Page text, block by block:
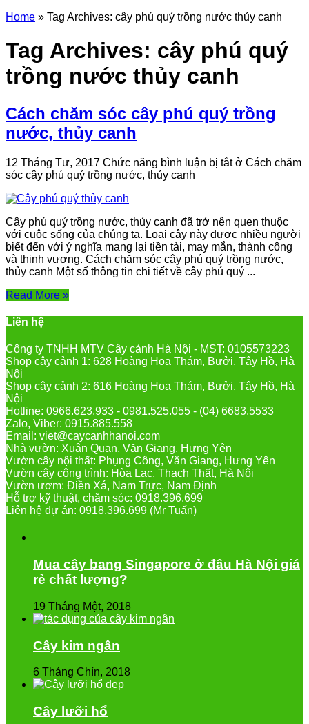
Home » Tag Archives: cây phú quý trồng nước thủy canh
Tag Archives: cây phú quý
trồng nước thủy canh
Cách chăm sóc cây phú quý trồng
nước, thủy canh
12 Tháng Tư, 2017 Chức năng bình luận bị tắtở Cách chăm
sóc cây phú quý trồng nước, thủy canh
Cây phú quý trồng nước, thủy canh đã trở nên quen thuộc
với cuộc sống của chúng ta. Loại cây này được nhiều người
biết đến với ý nghĩa mang lại tiền tài, may mắn, thành công
và thịnh vượng. Cách chăm sóc cây phú quý trồng nước,
thủy canh Một số thông tin chi tiết về cây phú quý ...
Read More »
Liên hệ
Công ty TNHH MTV Cây cảnh Hà Nội - MST: 0105573223
Shop cây cảnh 1: 628 Hoàng Hoa Thám, Bưởi, Tây Hồ, Hà
Nội
Shop cây cảnh 2: 616 Hoàng Hoa Thám, Bưởi, Tây Hồ, Hà
Nội
Hotline: 0966.623.933 - 0981.525.055 - (04) 6683.5533
Zalo, Viber: 0915.885.558
Email: viet@caycanhhanoi.com
Nhà vườn: Xuân Quan, Văn Giang, Hưng Yên
Vườn cây nội thất: Phụng Công, Văn Giang, Hưng Yên
Vườn cây công trình: Hòa Lạc, Thạch Thất, Hà Nội
Vườn ươm: Điền Xá, Nam Trực, Nam Định
Hỗ trợ kỹ thuật, chăm sóc: 0918.396.699
Liên hệ dự án: 0918.396.699 (Mr Tuấn)
Mua cây bang Singapore ở đâu Hà Nội giá
rẻ chất lượng?
19 Tháng Một, 2018
Cây kim ngân
6 Tháng Chín, 2018
Cây lưỡi hổ